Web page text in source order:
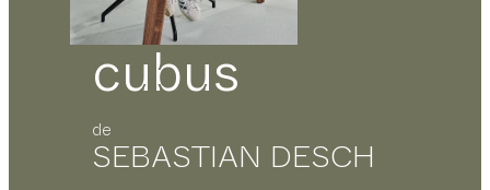
cubus
de
SEBASTIAN DESCH